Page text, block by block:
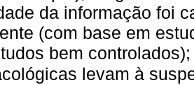
da informação foi
(com base em
bem
levam à